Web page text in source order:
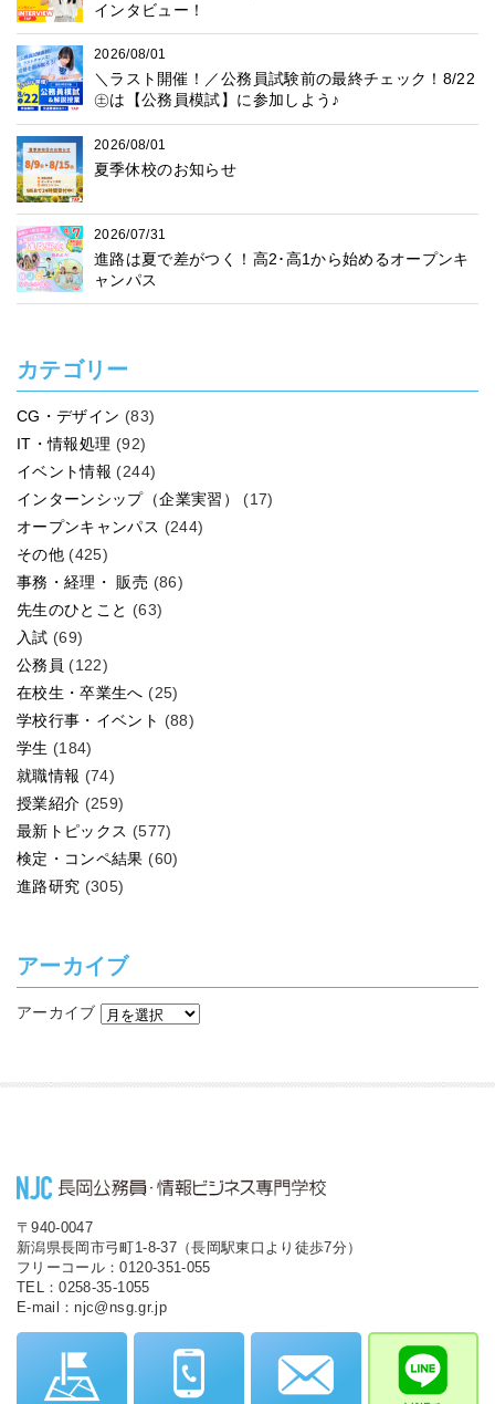
インタビュー！
2026/08/01
＼ラスト開催！／公務員試験前の最終チェック！8/22
㊏は【公務員模試】に参加しよう♪
2026/08/01
夏季休校のお知らせ
2026/07/31
進路は夏で差がつく！高2･高1から始めるオープンキ
ャンパス
カテゴリー
CG・デザイン (83)
IT・情報処理 (92)
イベント情報 (244)
インターンシップ（企業実習）
(17)
オープンキャンパス (244)
その他 (425)
事務・経理・ 販売 (86)
先生のひとこと (63)
入試 (69)
公務員 (122)
在校生・卒業生へ (25)
学校行事・イベント (88)
学生 (184)
就職情報 (74)
授業紹介 (259)
最新トピックス (577)
検定・コンペ結果 (60)
進路研究 (305)
アーカイブ
アーカイブ
〒940-0047
新潟県長岡市弓町1-8-37（長岡駅東口より徒歩7分）
フリーコール：0120-351-055
TEL：0258-35-1055
E-mail：njc@nsg.gr.jp